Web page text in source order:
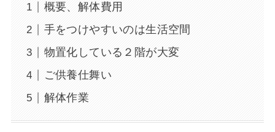
概要、解体費用
手をつけやすいのは生活空間
物置化している２階が大変
ご供養仕舞い
解体作業